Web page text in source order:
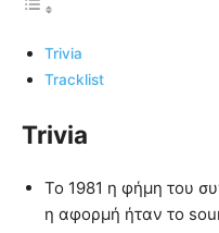
Trivia
Tracklist
Trivia
Το 1981 η φήμη του
η αφορμή ήταν το